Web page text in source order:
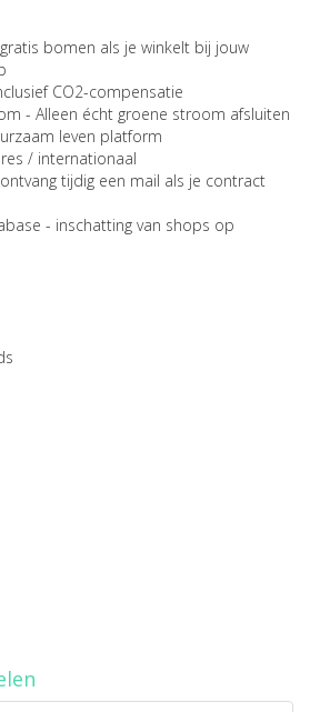
bomen als je winkelt bij jouw
CO2-compensatie
- Alleen écht groene stroom afsluiten
leven platform
/ internationaal
tijdig een mail als je contract
- inschatting van shops op